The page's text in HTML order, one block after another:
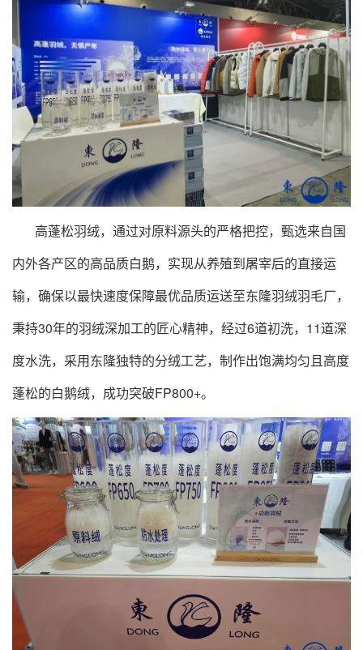
高蓬松羽绒，通过对原料源头的严格把控，甄选来自国
内外各产区的高品质白鹅，实现从养殖到屠宰后的直接运
输，确保以最快速度保障最优品质运送至东隆羽绒羽毛厂，
秉持30年的羽绒深加工的匠心精神，经过6道初洗，11道深
度水洗，采用东隆独特的分绒工艺，制作出饱满均匀且高度
蓬松的白鹅绒，成功突破FP800+。